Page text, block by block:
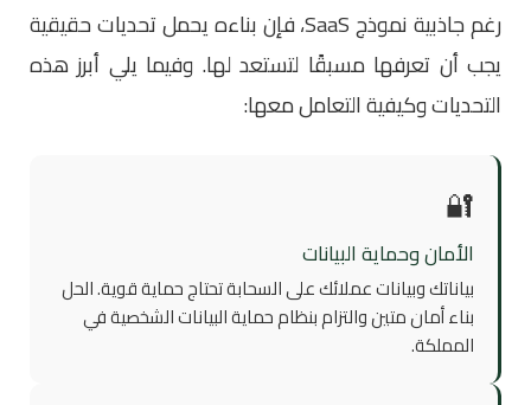
رغم جاذبية نموذج SaaS، فإن بناءه يحمل تحديات حقيقية
يجب أن تعرفها مسبقًا لتستعد لها. وفيما يلي أبرز هذه
التحديات وكيفية التعامل معها:
🔐
الأمان وحماية البيانات
بياناتك وبيانات عملائك على السحابة تحتاج حماية قوية. الحل
بناء أمان متين والتزام بنظام حماية البيانات الشخصية في
المملكة.